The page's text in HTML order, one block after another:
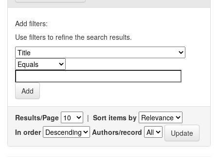
Add filters:
Use filters to refine the search results.
Results/Page | Sort items by
In order
Authors/record